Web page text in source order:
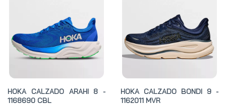
HOKA CALZADO ARAHI 8 -
1168690 CBL
HOKA CALZADO BONDI 9 -
1162011 MVR